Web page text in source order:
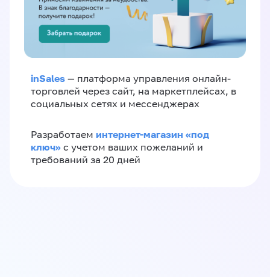
inSales — платформа управления онлайн-
торговлей через сайт, на маркетплейсах, в
социальных сетях и мессенджерах
Разработаем интернет-магазин «‎под
ключ»‎ с учетом ваших пожеланий и
требований за 20 дней